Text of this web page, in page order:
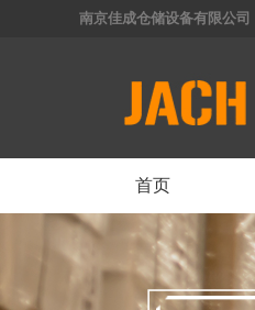
南京佳成仓储设备有限公司
首页
<